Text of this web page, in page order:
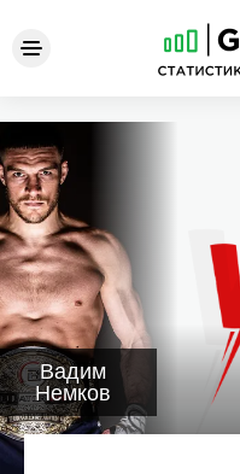
Bellator 257
Вадим
Немков